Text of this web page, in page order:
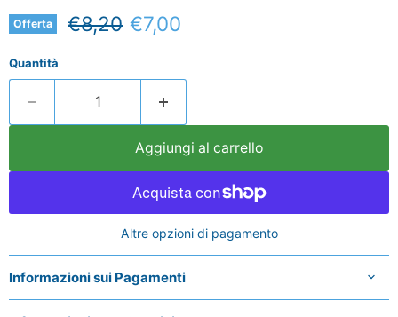
Offerta Prezzo originale
€8,20 Prezzo attuale
€7,00
Quantità
Aggiungi al carrello
Altre opzioni di pagamento
Informazioni sui Pagamenti